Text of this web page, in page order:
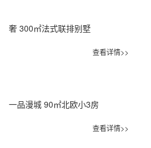
奢 300㎡法式联排别墅
查看详情>>
一品漫城 90㎡北欧小3房
查看详情>>